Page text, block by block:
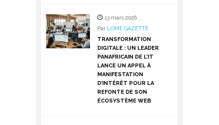
13 mars 2026 ,
Par LOME GAZETTE
TRANSFORMATION
DIGITALE : UN LEADER
PANAFRICAIN DE L’IT
LANCE UN APPEL À
MANIFESTATION
D’INTÉRÊT POUR LA
REFONTE DE SON
ÉCOSYSTÈME WEB